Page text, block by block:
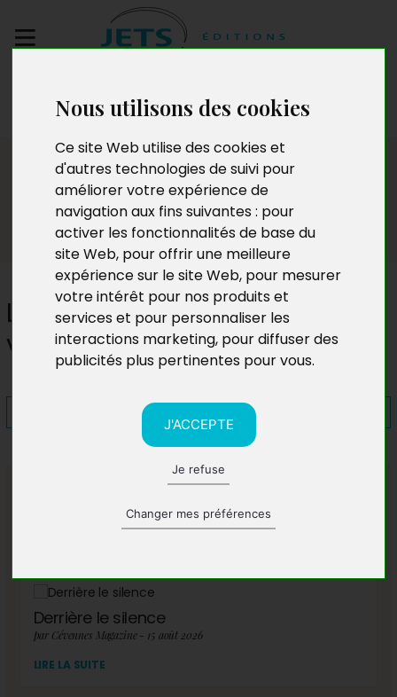
Nous utilisons des cookies
Ce site Web utilise des cookies et
d'autres technologies de suivi pour
améliorer votre expérience de
navigation aux fins suivantes : pour
activer les fonctionnalités de base du
site Web, pour offrir une meilleure
expérience sur le site Web, pour mesurer
votre intérêt pour nos produits et
services et pour personnaliser les
interactions marketing, pour diffuser des
publicités plus pertinentes pour vous.
J'ACCEPTE
Je refuse
Changer mes préférences
manuscrit
Presse
Lola // l'emprise de la
violence
A lire également
Derrière le silence
par Cévennes Magazine - 15 août 2026
LIRE LA SUITE